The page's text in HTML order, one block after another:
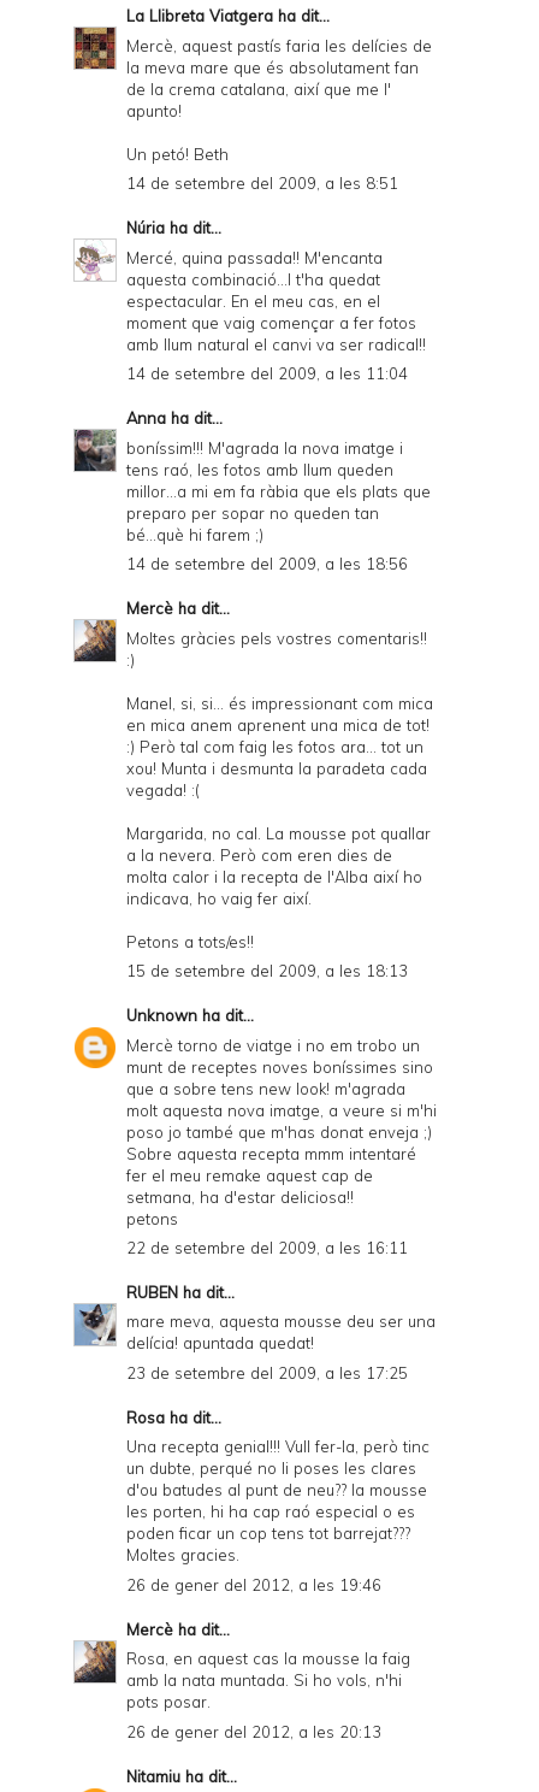
La Llibreta Viatgera ha dit...
Mercè, aquest pastís faria les delícies de
la meva mare que és absolutament fan
de la crema catalana, així que me l'
apunto!
Un petó! Beth
14 de setembre del 2009, a les 8:51
Núria ha dit...
Mercé, quina passada!! M'encanta
aquesta combinació...I t'ha quedat
espectacular. En el meu cas, en el
moment que vaig començar a fer fotos
amb llum natural el canvi va ser radical!!
14 de setembre del 2009, a les 11:04
Anna ha dit...
boníssim!!! M'agrada la nova imatge i
tens raó, les fotos amb llum queden
millor...a mi em fa ràbia que els plats que
preparo per sopar no queden tan
bé...què hi farem ;)
14 de setembre del 2009, a les 18:56
Mercè ha dit...
Moltes gràcies pels vostres comentaris!!
:)
Manel, si, si... és impressionant com mica
en mica anem aprenent una mica de tot!
:) Però tal com faig les fotos ara... tot un
xou! Munta i desmunta la paradeta cada
vegada! :(
Margarida, no cal. La mousse pot quallar
a la nevera. Però com eren dies de
molta calor i la recepta de l'Alba així ho
indicava, ho vaig fer així.
Petons a tots/es!!
15 de setembre del 2009, a les 18:13
Unknown ha dit...
Mercè torno de viatge i no em trobo un
munt de receptes noves boníssimes sino
que a sobre tens new look! m'agrada
molt aquesta nova imatge, a veure si m'hi
poso jo també que m'has donat enveja ;)
Sobre aquesta recepta mmm intentaré
fer el meu remake aquest cap de
setmana, ha d'estar deliciosa!!
petons
22 de setembre del 2009, a les 16:11
RUBEN ha dit...
mare meva, aquesta mousse deu ser una
delícia! apuntada quedat!
23 de setembre del 2009, a les 17:25
Rosa ha dit...
Una recepta genial!!! Vull fer-la, però tinc
un dubte, perqué no li poses les clares
d'ou batudes al punt de neu?? la mousse
les porten, hi ha cap raó especial o es
poden ficar un cop tens tot barrejat???
Moltes gracies.
26 de gener del 2012, a les 19:46
Mercè ha dit...
Rosa, en aquest cas la mousse la faig
amb la nata muntada. Si ho vols, n'hi
pots posar.
26 de gener del 2012, a les 20:13
Nitamiu ha dit...